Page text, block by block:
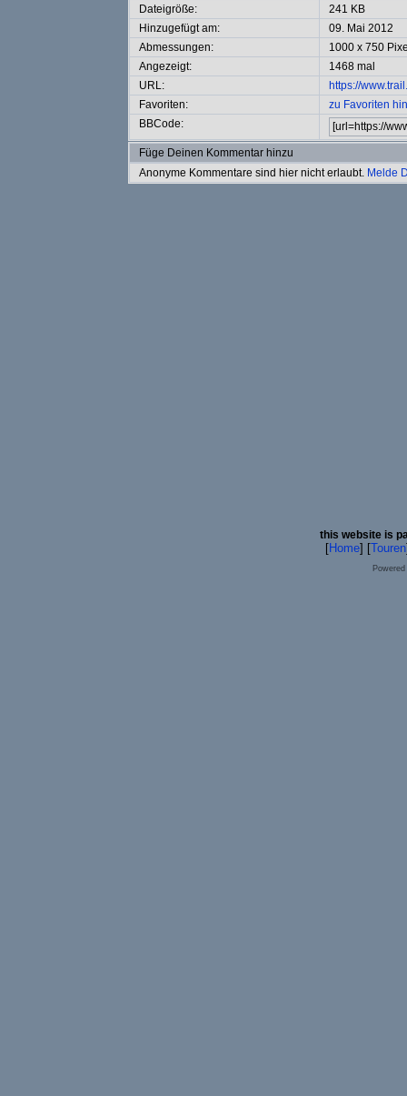
Dateigröße:
241 KB
Hinzugefügt am:
09. Mai 2012
Abmessungen:
1000 x 750
Angezeigt:
1468 mal
URL:
https://
Favoriten:
zu Favoriten
BBCode:
Füge Deinen Kommentar hinzu
Anonyme Kommentare sind hier nicht erlaubt. Melde
this website is
[Home] [Touren